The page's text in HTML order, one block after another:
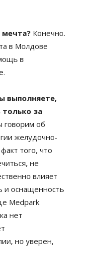
мечта? Конечно.
в Молдове
в
выполняете,
за
говорим об
желудочно-
того, что
не
влияет
и оснащенность
Medpark
нет
но уверен,